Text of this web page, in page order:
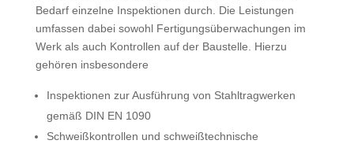
Bedarf einzelne Inspektionen durch. Die Leistungen
umfassen dabei sowohl Fertigungsüberwachungen im
Werk als auch Kontrollen auf der Baustelle. Hierzu
gehören insbesondere
Inspektionen zur Ausführung von Stahltragwerken
gemäß DIN EN 1090
Schweißkontrollen und schweißtechnische